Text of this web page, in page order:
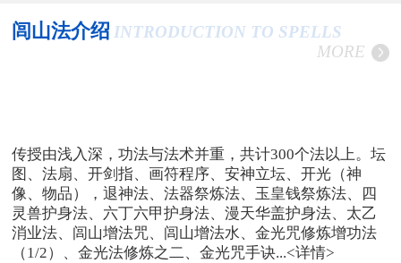
闾山法介绍 INTRODUCTION TO SPELLS
MORE
传授由浅入深，功法与法术并重，共计300个法以上。坛
图、法扇、开剑指、画符程序、安神立坛、开光（神
像、物品），退神法、法器祭炼法、玉皇钱祭炼法、四
灵兽护身法、六丁六甲护身法、漫天华盖护身法、太乙
消业法、闾山增法咒、闾山增法水、金光咒修炼增功法
（1/2）、金光法修炼之二、金光咒手诀...<详情>